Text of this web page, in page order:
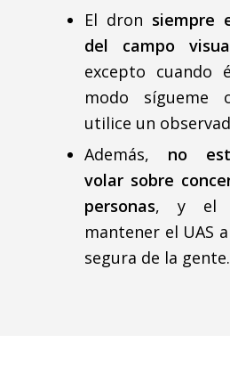
El dron siempre
del campo
excepto cuando
modo sígueme
utilice un
Además, no
volar sobre
personas, y el
mantener el UAS
segura de la gente.